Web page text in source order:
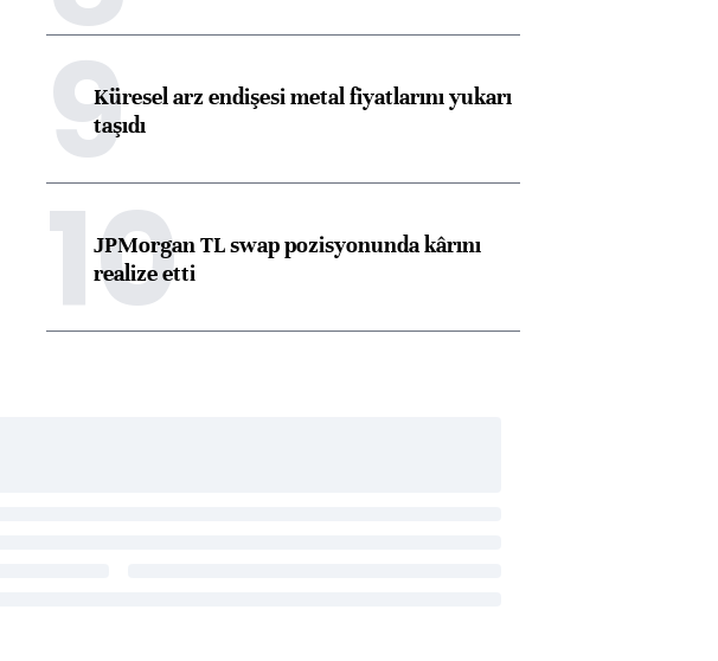
9Küresel arz endişesi metal fiyatlarını yukarı
taşıdı
10
JPMorgan TL swap pozisyonunda kârını
realize etti